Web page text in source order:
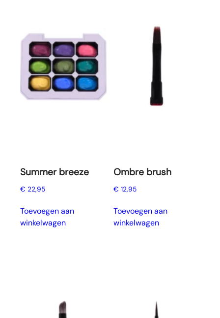
Summer breeze
€ 22,95
Toevoegen aan
winkelwagen
Ombre brush
€ 12,95
Toevoegen aan
winkelwagen